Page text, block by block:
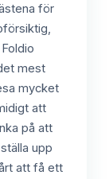
för
mest
mycket
att
på att
upp
att få ett